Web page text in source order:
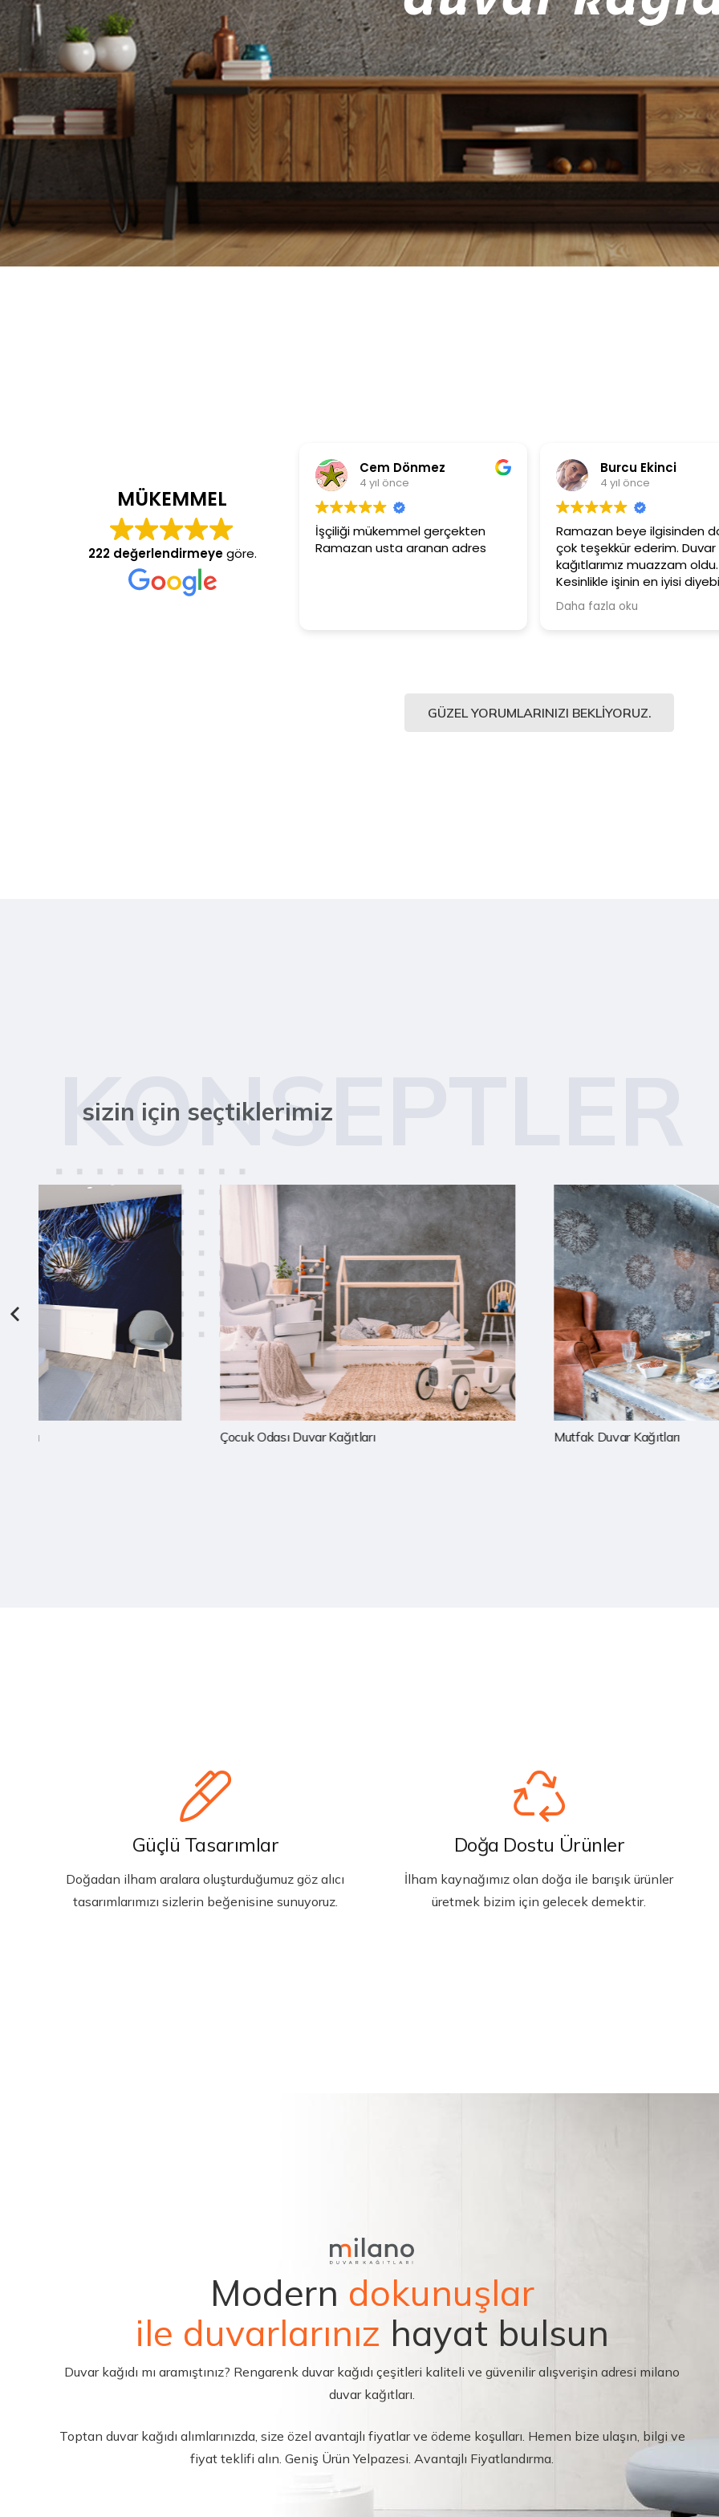
MÜKEMMEL
222 değerlendirmeyegöre.
Cem Dönmez
4 yıl önce
İşçiliği mükemmel gerçekten
Ramazan usta aranan adres
Burcu Ekinci
4 yıl önce
Ramazan beye ilgisinden
çok teşekkür ederim. Duvar
kağıtlarımız muazzam oldu.
Kesinlikle işinin en iyisi
Şiddetle tavsiye ediyorum.
Daha fazla oku
GÜZEL YORUMLARINIZI BEKLIYORUZ.
KONSEPTLER
sizin için seçtiklerimiz
Güçlü Tasarımlar
Doğadan ilham aralara oluşturduğumuz göz alıcı
tasarımlarımızı sizlerin beğenisine sunuyoruz.
Doğa Dostu Ürünler
İlham kaynağımız olan doğa ile barışık ürünler
üretmek bizim için gelecek demektir.
Modern dokunuşlar
ile duvarlarınız hayat bulsun
Duvar kağıdı mı aramıştınız? Rengarenk duvar kağıdı çeşitleri kaliteli ve güvenilir alışverişin adresi milano
duvar kağıtları.
Toptan duvar kağıdı alımlarınızda, size özel avantajlı fiyatlar ve ödeme koşulları. Hemen bize ulaşın, bilgi ve
fiyat teklifi alın. Geniş Ürün Yelpazesi. Avantajlı Fiyatlandırma.